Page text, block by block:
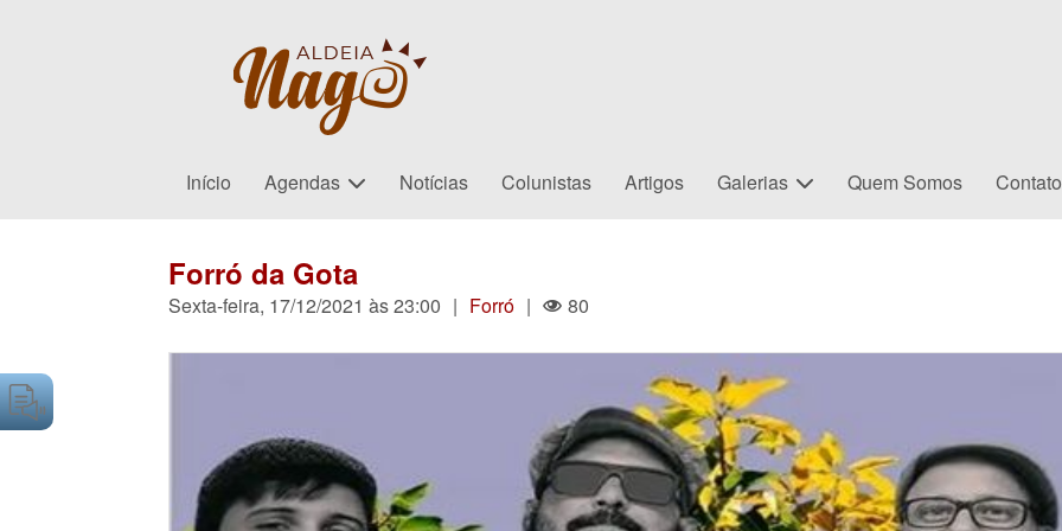
Início Agendas Notícias Colunistas Artigos Galerias Quem Somos Contato
Forró da Gota
Sexta-feira, 17/12/2021 às 23:00 | Forró | 80